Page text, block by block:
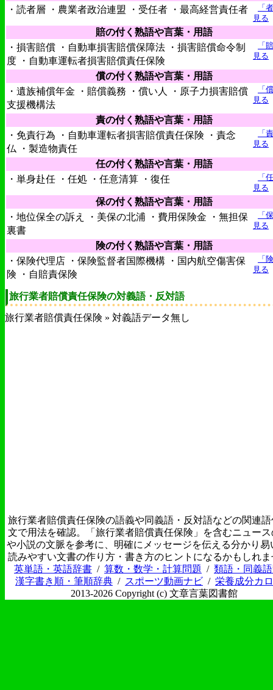
・読者層 ・農業者政治連盟 ・受任者 ・最高経営責任者
「
見る
賠の付く熟語や言葉・用語
・損害賠償 ・自動車損害賠償保障法 ・損害賠償命令制
度 ・自動車運転者損害賠償責任保険
「
見る
償の付く熟語や言葉・用語
・遺族補償年金 ・賠償義務 ・償い人 ・原子力損害賠償
支援機構法
「
見る
責の付く熟語や言葉・用語
・免責行為 ・自動車運転者損害賠償責任保険 ・責念
仏 ・製造物責任
「
見る
任の付く熟語や言葉・用語
・単身赴任 ・任処 ・任意清算 ・復任
「
見る
保の付く熟語や言葉・用語
・地位保全の訴え ・美保の北浦 ・費用保険金 ・無担保
裏書
「
見る
険の付く熟語や言葉・用語
・保険代理店 ・保険監督者国際機構 ・国内航空傷害保
険 ・自賠責保険
「
見る
旅行業者賠償責任保険の対義語・反対語
旅行業者賠償責任保険 » 対義語データ無し
旅行業者賠償責任保険の語義や同義語・反対語などの関連
文で用法を確認。「旅行業者賠償責任保険」を含むニュー
や小説の文脈を参考に、明確にメッセージを伝える分かり易
読みやすい文書の作り方・書き方のヒントになるかもしれ
英単語・英語辞書 / 算数・数学・計算問題 / 類語・同義
漢字書き順・筆順辞典 / スポーツ動画ナビ / 栄養成分カ
2013-2026 Copyright (c) 文章言葉図書館